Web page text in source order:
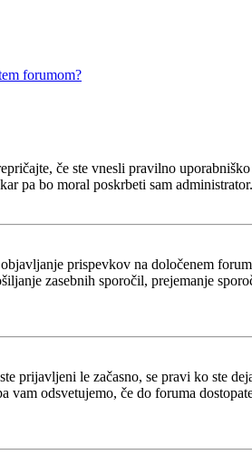
forumom?
če ste vnesli pravilno
pa bo moral poskrbeti sam administrator.
prispevkov na določenem
zasebnih sporočil, prejemanje
prijavljeni le začasno, se pravi ko ste
odsvetujemo, če do foruma